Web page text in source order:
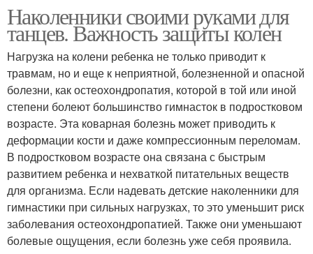
Наколенники своими руками для
танцев. Важность защиты колен
Нагрузка на колени ребенка не только приводит к
травмам, но и еще к неприятной, болезненной и опасной
болезни, как остеохондропатия, которой в той или иной
степени болеют большинство гимнасток в подростковом
возрасте. Эта коварная болезнь может приводить к
деформации кости и даже компрессионным переломам.
В подростковом возрасте она связана с быстрым
развитием ребенка и нехваткой питательных веществ
для организма. Если надевать детские наколенники для
гимнастики при сильных нагрузках, то это уменьшит риск
заболевания остеохондропатией. Также они уменьшают
болевые ощущения, если болезнь уже себя проявила.